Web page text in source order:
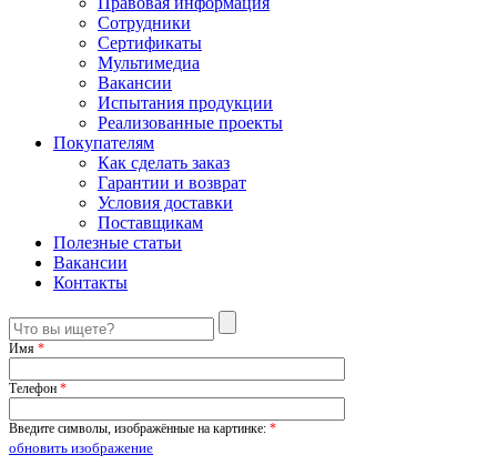
Сотрудники
Сертификаты
Мультимедиа
Вакансии
Испытания продукции
Реализованные проекты
Покупателям
Как сделать заказ
Гарантии и возврат
Условия доставки
Поставщикам
Полезные статьи
Вакансии
Контакты
Имя *
Телефон *
Введите символы, изображённые на картинке: *
обновить изображение